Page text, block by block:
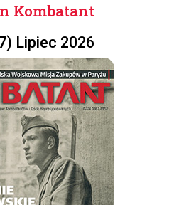
Kombatant
Lipiec 2026